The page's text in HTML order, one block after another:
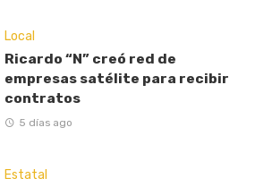
Local
Ricardo “N” creó red de
empresas satélite para recibir
contratos
5 días ago
Estatal